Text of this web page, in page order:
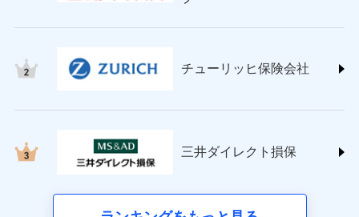
(https://www.nisshinfire.co.jp/)
(https://www.petfamilyins.co.jp/)
ins.com/)
三井ダイレクト損害保険株式会社
チューリッヒ保険会社
三井ダイレクト損保